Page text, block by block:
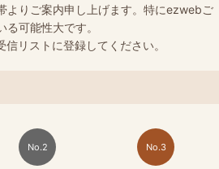
よりご案内申し上げます。特にezwebご
可能性大です。
リストに登録してください。
No.2 No.3